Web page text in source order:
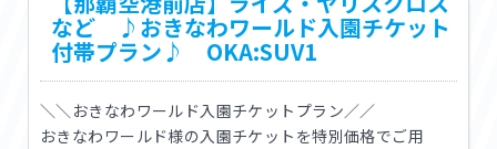
など ♪おきなわワールド入園チケット
付帯プラン♪ OKA:SUV1
＼＼おきなわワールド入園チケットプラン／／
おきなわワールド様の入園チケットを特別価格でご用